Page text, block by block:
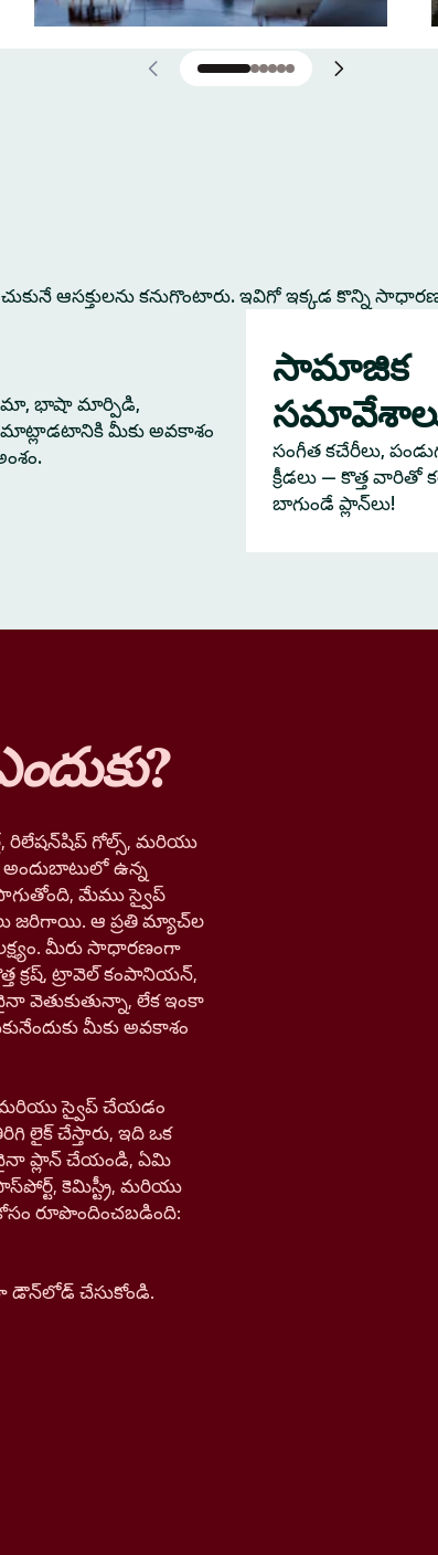
ఆసక్తులను కనుగొంటారు. ఇవిగో ఇక్కడ కొన్ని
భాషా మార్పిడి,
మీకు అవకాశం
సామాజిక
సంగీత కచేరీలు,
క్రీడలు — కొత్త వారితో
బాగుండే ప్లాన్‌లు!
?
రిలేషన్‌షిప్ గోల్స్, మరియు
అందుబాటులో ఉన్న
మేము స్వైప్
జరిగాయి. ఆ ప్రతి మ్యాచ్‌ల
మీరు సాధారణంగా
క్రష్, ట్రావెల్ కంపానియన్,
లేక ఇంకా
మీకు అవకాశం
మరియు స్వైప్ చేయడం
లైక్ చేస్తారు, ఇది ఒక
ప్లాన్ చేయండి, ఏమి
కెమిస్ట్రీ, మరియు
రూపొందించబడింది:
డౌన్‌లోడ్ చేసుకోండి.